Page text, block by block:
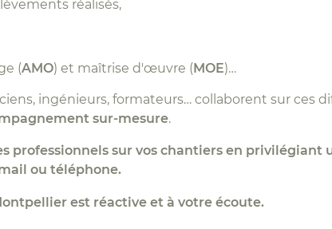
réalisés,
(AMO) et maîtrise d'œuvre (MOE)…
ingénieurs, formateurs… collaborent sur ces
sur-mesure.
professionnels sur vos chantiers en
ou téléphone.
est réactive et à votre écoute.